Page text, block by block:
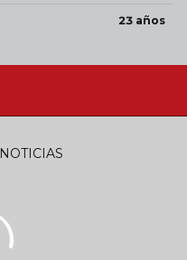
23 años
NOTICIAS